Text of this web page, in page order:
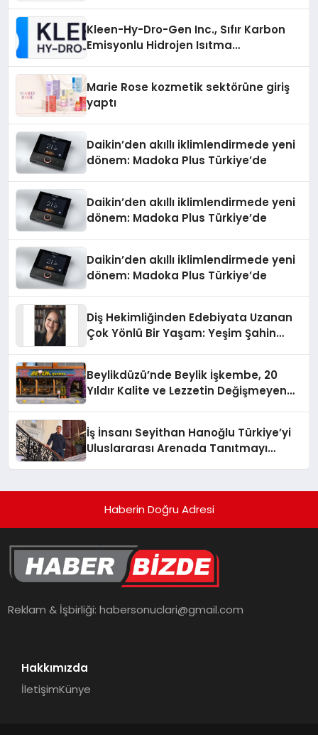
Kleen-Hy-Dro-Gen Inc., Sıfır Karbon
Emisyonlu Hidrojen Isıtma
Marie Rose kozmetik sektörüne giriş
yaptı
Daikin’den akıllı iklimlendirmede yeni
dönem: Madoka Plus Türkiye’de
Daikin’den akıllı iklimlendirmede yeni
dönem: Madoka Plus Türkiye’de
Daikin’den akıllı iklimlendirmede yeni
dönem: Madoka Plus Türkiye’de
Diş Hekimliğinden Edebiyata Uzanan
Çok Yönlü Bir Yaşam: Yeşim Şahin
Beylikdüzü’nde Beylik İşkembe, 20
Yıldır Kalite ve Lezzetin Değişmeyen
İş İnsanı Seyithan Hanoğlu Türkiye’yi
Uluslararası Arenada Tanıtmayı
Haberin Doğru Adresi
Reklam & İşbirliği:habersonuclari@gmail.com
Hakkımızda
İletişimKünye